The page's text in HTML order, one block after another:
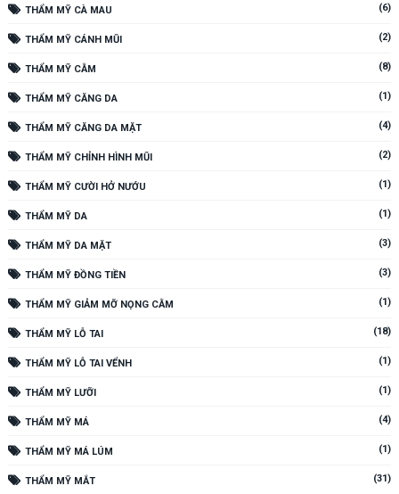
THẨM MỸ CÀ MAU (6)
THẨM MỸ CÁNH MŨI (2)
THẨM MỸ CẰM (8)
THẨM MỸ CĂNG DA (1)
THẨM MỸ CĂNG DA MẶT (4)
THẨM MỸ CHỈNH HÌNH MŨI (2)
THẨM MỸ CƯỜI HỞ NƯỚU (1)
THẨM MỸ DA (1)
THẨM MỸ DA MẶT (3)
THẨM MỸ ĐỒNG TIỀN (3)
THẨM MỸ GIẢM MỠ NỌNG CẰM (1)
THẨM MỸ LỖ TAI (18)
THẨM MỸ LỖ TAI VỂNH (1)
THẨM MỸ LƯỠI (1)
THẨM MỸ MÁ (4)
THẨM MỸ MÁ LÚM (1)
THẨM MỸ MẮT (31)